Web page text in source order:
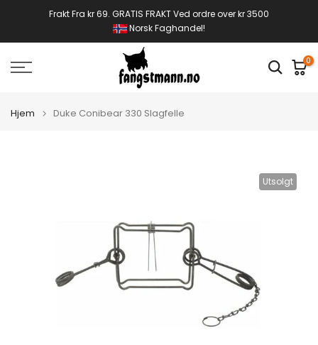
Frakt Fra kr 69. GRATIS FRAKT Ved ordre over kr 3500
Norsk Faghandel!
0
Hjem Duke Conibear 330 Slagfelle
Utsolgt